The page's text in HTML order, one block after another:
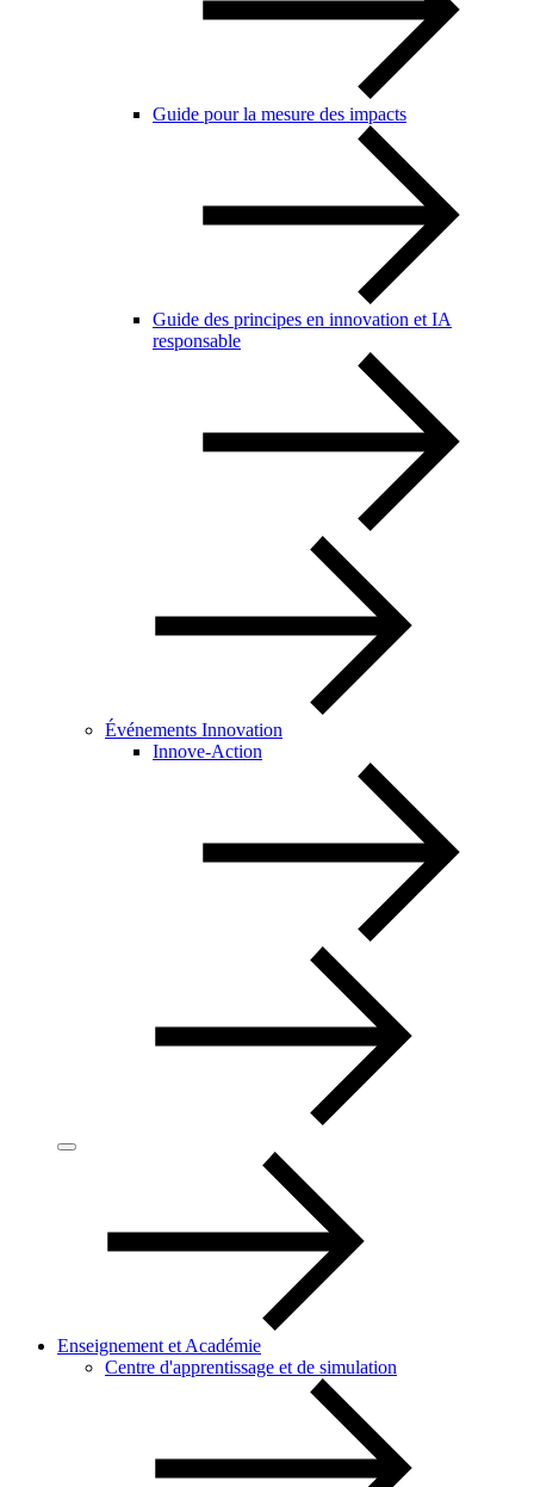
Guide pour la mesure des impacts
Guide des principes en innovation et IA
responsable
Événements Innovation
Innove-Action
Enseignement et Académie
Centre d'apprentissage et de simulation